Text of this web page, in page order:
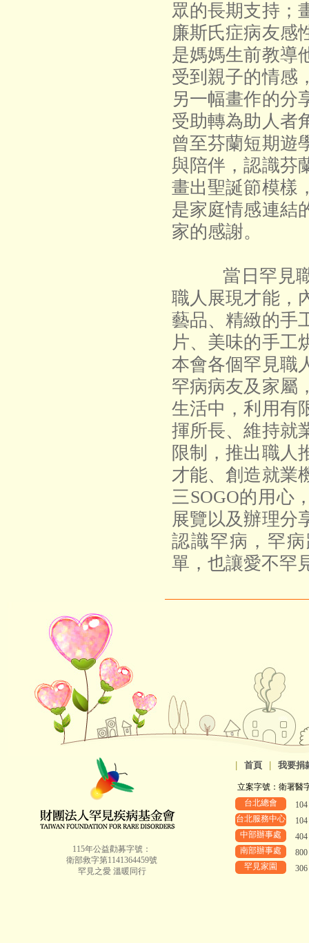
眾的長期支持；
廉斯氏症病友感
是媽媽生前教導
受到親子的情感
另一幅畫作的分
受助轉為助人者
曾至芬蘭短期遊
與陪伴，認識芬
畫出聖誕節模樣
是家庭情感連結
家的感謝。
當日罕見職
職人展現才能，
藝品、精緻的手
片、美味的手工
本會各個罕見職
罕病病友及家屬
生活中，利用有
揮所長、維持就
限制
，推出職人
才能、創造就業
三SOGO的用心
展覽以及辦理分
認識罕病， 罕
單，也讓愛不罕
115年公益勸募字號：
衛部救字第1141364459號
罕見之愛 溫暖同行
首頁 我要捐
立案字號：衛署醫
台北總會
台北服務中心
中部辦事處
南部辦事處
罕見家園